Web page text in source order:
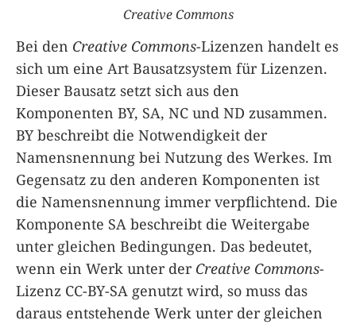
Creative Commons
Bei den Creative Commons-Lizenzen handelt es
sich um eine Art Bausatzsystem für Lizenzen.
Dieser Bausatz setzt sich aus den
Komponenten BY, SA, NC und ND zusammen.
BY beschreibt die Notwendigkeit der
Namensnennung bei Nutzung des Werkes. Im
Gegensatz zu den anderen Komponenten ist
die Namensnennung immer verpflichtend. Die
Komponente SA beschreibt die Weitergabe
unter gleichen Bedingungen. Das bedeutet,
wenn ein Werk unter der Creative Commons-
Lizenz CC-BY-SA genutzt wird, so muss das
daraus entstehende Werk unter der gleichen